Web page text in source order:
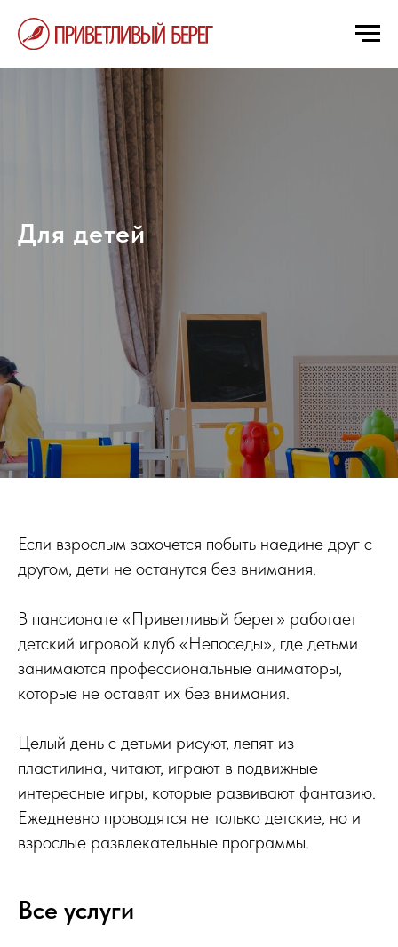
Для детей
Если взрослым захочется побыть наедине друг с
другом, дети не останутся без внимания.
В пансионате «Приветливый берег» работает
детский игровой клуб «Непоседы», где детьми
занимаются профессиональные аниматоры,
которые не оставят их без внимания.
Целый день с детьми рисуют, лепят из
пластилина, читают, играют в подвижные
интересные игры, которые развивают фантазию.
Ежедневно проводятся не только детские, но и
взрослые развлекательные программы.
Все услуги